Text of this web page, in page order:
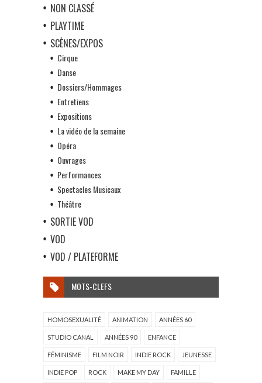
NON CLASSÉ
PLAYTIME
SCÈNES/EXPOS
Cirque
Danse
Dossiers/Hommages
Entretiens
Expositions
La vidéo de la semaine
Opéra
Ouvrages
Performances
Spectacles Musicaux
Théâtre
SORTIE VOD
VOD
VOD / PLATEFORME
MOTS-CLEFS
HOMOSEXUALITÉ ANIMATION ANNÉES 60
STUDIO CANAL ANNÉES 90 ENFANCE
FÉMINISME FILM NOIR INDIE ROCK JEUNESSE
INDIE POP ROCK MAKE MY DAY FAMILLE